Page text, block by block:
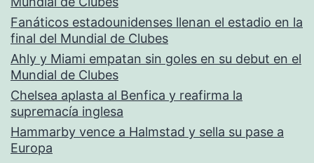
Fanáticos estadounidenses llenan el estadio en la
final del Mundial de Clubes
Ahly y Miami empatan sin goles en su debut en el
Mundial de Clubes
Chelsea aplasta al Benfica y reafirma la
supremacía inglesa
Hammarby vence a Halmstad y sella su pase a
Europa